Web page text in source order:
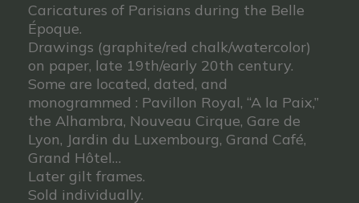
Caricatures of Parisians during the Belle
Époque.
Drawings (graphite/red chalk/watercolor)
on paper, late 19th/early 20th century.
Some are located, dated, and
monogrammed : Pavillon Royal, “A la Paix,”
the Alhambra, Nouveau Cirque, Gare de
Lyon, Jardin du Luxembourg, Grand Café,
Grand Hôtel…
Later gilt frames.
Sold individually.